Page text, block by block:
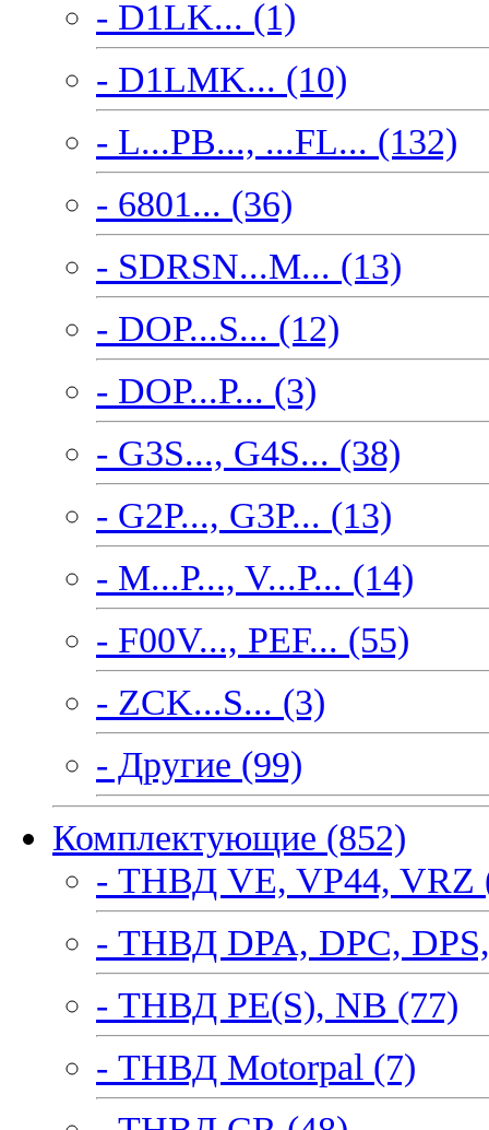
- D1LK... (1)
- D1LMK... (10)
- L...PB..., ...FL... (132)
- 6801... (36)
- SDRSN...M... (13)
- DOP...S... (12)
- DOP...P... (3)
- G3S..., G4S... (38)
- G2P..., G3P... (13)
- M...P..., V...P... (14)
- F00V..., PEF... (55)
- ZCK...S... (3)
- Другие (99)
Комплектующие (852)
- ТНВД VE, VP44, VRZ
- ТНВД DPA, DPC,
- ТНВД PE(S), NB (77)
- ТНВД Motorpal (7)